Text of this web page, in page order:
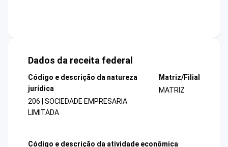
Dados da receita federal
Código e descrição da natureza
jurídica
206 | SOCIEDADE EMPRESARIA
LIMITADA
Matriz/Filial
MATRIZ
Código e descrição da atividade econômica